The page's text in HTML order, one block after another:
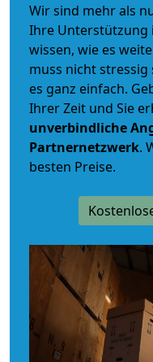
Wir sind mehr als
Ihre Unterstützung
wissen, wie es
muss nicht
es ganz einfach.
Ihrer Zeit und Sie
unverbindliche
Partnernetzwerk.
besten Preise.